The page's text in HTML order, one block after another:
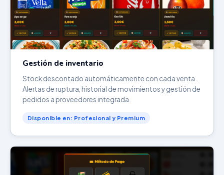
Gestión de inventario
Stock descontado automáticamente con cada venta.
Alertas de ruptura, historial de movimientos y gestión de
pedidos a proveedores integrada.
Disponible en: Profesional y Premium